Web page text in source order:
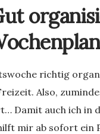
richtig
Also,
Damit auch ich in
mir ab sofort ein